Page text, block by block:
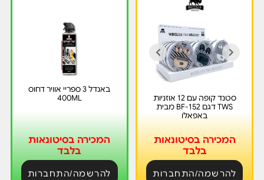
סטנד קופה עם 12 אוזניות
TWS דגם BF-152 מבית
באפאלו
המכירה בסיטונאות
בלבד
להרשמה/התחברות
באנדל 3 ספריי אוויר דחוס
400ML
המכירה בסיטונאות
בלבד
להרשמה/התחברות